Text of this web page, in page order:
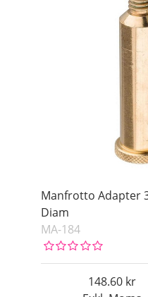
Manfrotto Adapter
Diam
MA-184
148.60